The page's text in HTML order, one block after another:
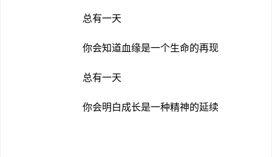
总有一天
你会知道血缘是一个生命的再现
总有一天
你会明白成长是一种精神的延续